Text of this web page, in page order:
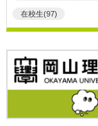
在校生(97)